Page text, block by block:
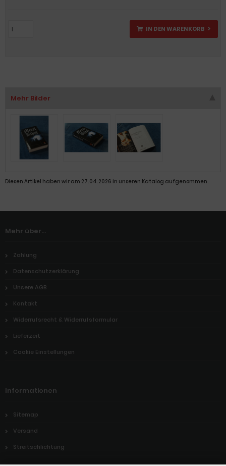
IN DEN WARENKORB
Mehr Bilder
Diesen Artikel haben wir am 27.04.2026 in unseren Katalog aufgenommen.
Mehr über...
Zahlung
Datenschutzerklärung
Unsere AGB
Kontakt
Widerrufsrecht & Widerrufsformular
Lieferzeit
Cookie Einstellungen
Informationen
Sitemap
Versand
Streitschlichtung